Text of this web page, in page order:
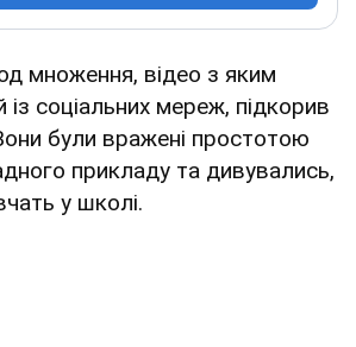
множення, відео з яким
із соціальних мереж, підкорив
були вражені простотою
прикладу та дивувались,
у школі.